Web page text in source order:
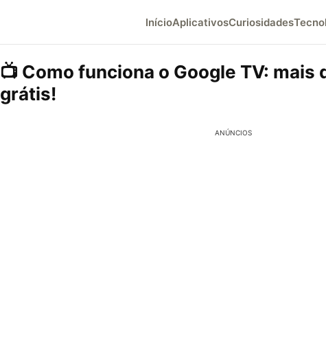
InícioAplicativosCuriosidades
📺 Como funciona o Google TV: mais
grátis!
ANÚNCIOS